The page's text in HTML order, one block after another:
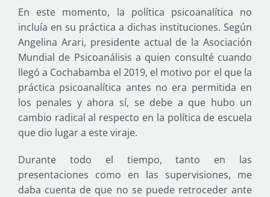
En este momento, la política psicoanalítica no
incluía en su práctica a dichas instituciones. Según
Angelina Arari, presidente actual de la Asociación
Mundial de Psicoanálisis a quien consulté cuando
llegó a Cochabamba el 2019, el motivo por el que la
práctica psicoanalítica antes no era permitida en
los penales y ahora sí, se debe a que hubo un
cambio radical al respecto en la política de escuela
que dio lugar a este viraje.
Durante todo el tiempo, tanto en las
presentaciones como en las supervisiones, me
daba cuenta de que no se puede retroceder ante